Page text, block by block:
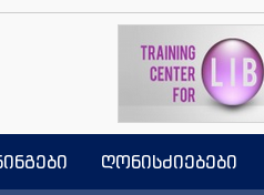
ღონისძიებები